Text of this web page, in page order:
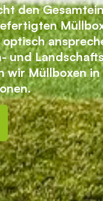
den
und
wir Müllboxen